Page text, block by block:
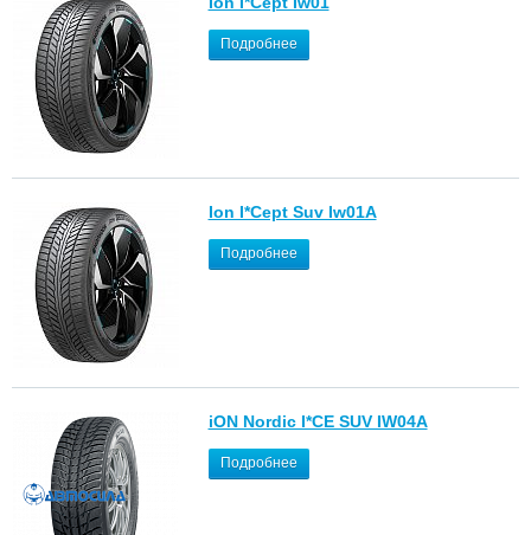
Подробнее
Ion I*Cept Suv Iw01A
Подробнее
iON Nordic I*CE SUV IW04A
Подробнее